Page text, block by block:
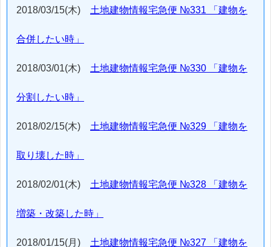
2018/03/15(木) 土地建物情報宅急便 №331 「建物を
合併したい時」
2018/03/01(木) 土地建物情報宅急便 №330 「建物を
分割したい時」
2018/02/15(木) 土地建物情報宅急便 №329 「建物を
取り壊した時」
2018/02/01(木) 土地建物情報宅急便 №328 「建物を
増築・改築した時」
2018/01/15(月) 土地建物情報宅急便 №327 「建物を